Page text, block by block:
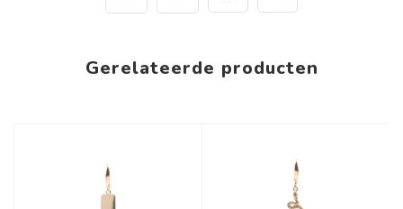
Gerelateerde producten